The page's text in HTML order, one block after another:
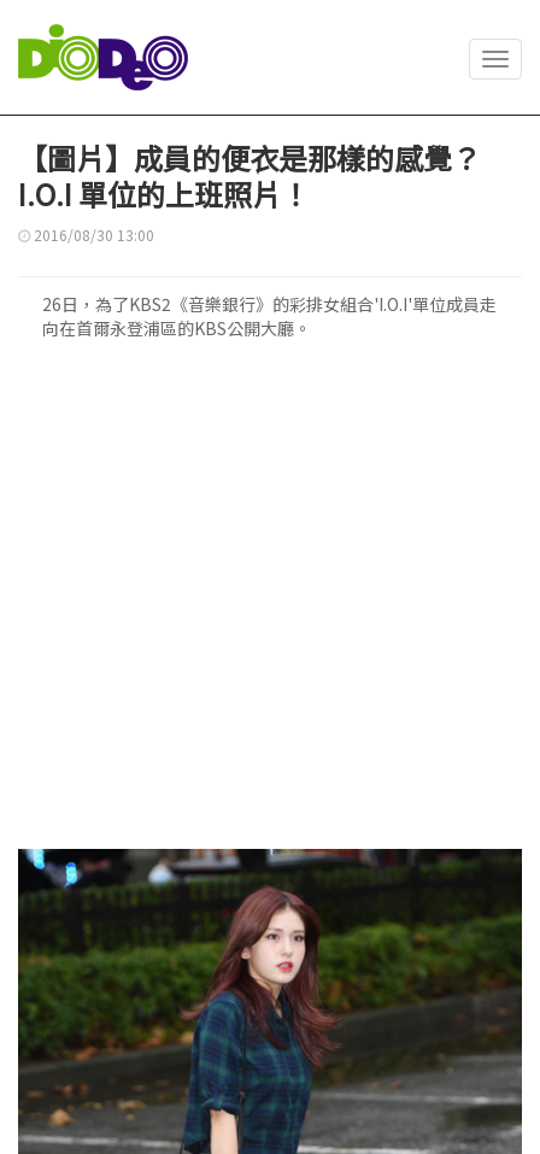
【圖片】成員的便衣是那樣的感覺？
I.O.I 單位的上班照片！
2016/08/30 13:00
26日，為了KBS2《音樂銀行》的彩排女組合'I.O.I'單位成員走
向在首爾永登浦區的KBS公開大廳。